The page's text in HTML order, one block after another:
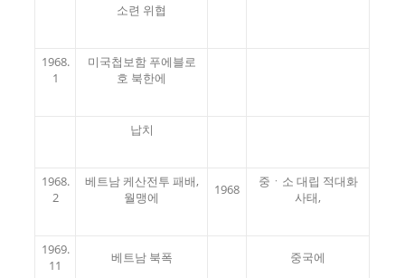
소련 위협
1968.
1
미국첩보함 푸에블로
호 북한에
납치
1968.
2
베트남 케산전투 패배,
월맹에
1968
중ㆍ소 대립 적대화
사태,
1969.
11
베트남 북폭 중국에